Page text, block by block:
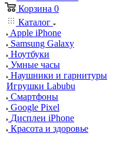
Корзина 0
Каталог
Apple iPhone
Samsung Galaxy
Ноутбуки
Умные часы
Наушники и гарнитуры
Игрушки Labubu
Смартфоны
Google Pixel
Дисплеи iPhone
Красота и здоровье